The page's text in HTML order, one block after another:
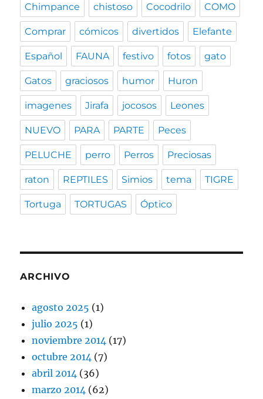
Chimpance chistoso Cocodrilo COMO
Comprar cómicos divertidos Elefante
Español FAUNA festivo fotos gato
Gatos graciosos humor Huron
imagenes Jirafa jocosos Leones
NUEVO PARA PARTE Peces
PELUCHE perro Perros Preciosas
raton REPTILES Simios tema TIGRE
Tortuga TORTUGAS Óptico
ARCHIVO
agosto 2025 (1)
julio 2025 (1)
noviembre 2014 (17)
octubre 2014 (7)
abril 2014 (36)
marzo 2014 (62)